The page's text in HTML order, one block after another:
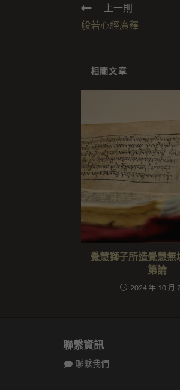
上一則
般若心經廣釋
相關文章
覺慧獅子所造覺慧無
第論
2024 年 10 月
聯繫資訊
聯繫我們